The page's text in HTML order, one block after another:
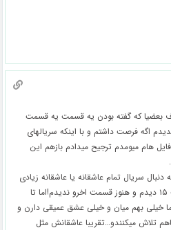
بعضیا که گفته بودن یه قسمت یه قسمت
اگه فرصت داشتم و با اینکه سریالهای
هام میومدم ترجیح میدادم بازهم این
سریال تمام عاشقانه یا عاشقانه زیادی
هستین اونجوری نیست!من تا قسمت ۱۵ دیدم و هنوز قسمت اخرو ندیدم!اما تا
خیلی بهم میان و خیلی عشق عمیقی دارن و
تلاش میکنندو…تقریبا عاشقانش مثل